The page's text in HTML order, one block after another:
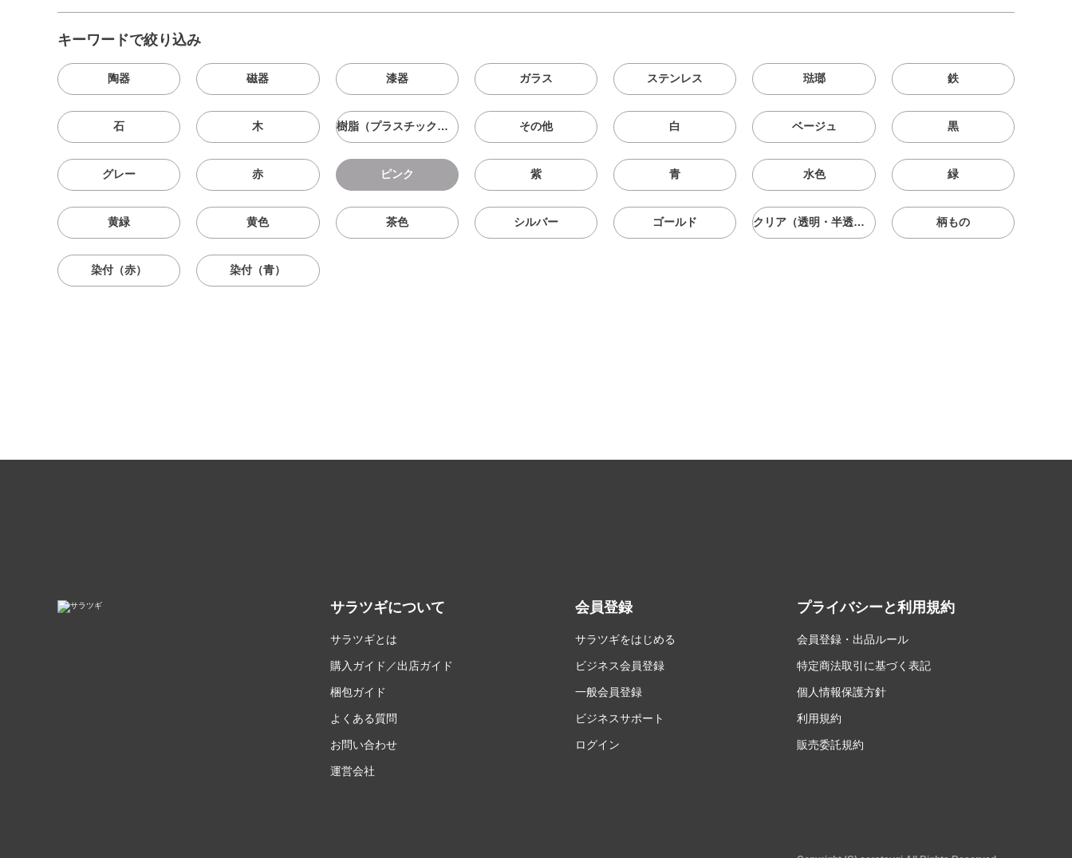
キーワードで絞り込み
陶器 磁器 漆器 ガラス ステンレス 琺瑯 鉄
石 木 樹脂（プラスチック、メラニン、シリコン等） その他 白 ベージュ 黒
グレー 赤 ピンク 紫 青 水色 緑
黄緑 黄色 茶色 シルバー ゴールド クリア（透明・半透明） 柄もの
染付（赤） 染付（青）
サラツギについて
サラツギとは
購入ガイド／出店ガイド
梱包ガイド
よくある質問
お問い合わせ
運営会社
会員登録
サラツギをはじめる
ビジネス会員登録
一般会員登録
ビジネスサポート
ログイン
プライバシーと利用規約
会員登録・出品ルール
特定商法取引に基づく表記
個人情報保護方針
利用規約
販売委託規約